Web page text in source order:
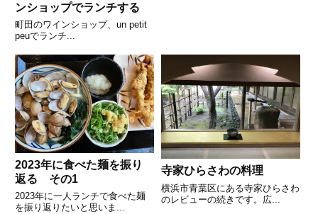
ンショップでランチする
町田のワインショップ、un petit
peuでランチ...
2023年に食べた麺を振り
返る その1
2023年に一人ランチで食べた麺
を振り返りたいと思いま...
寺家ひらさわの料理
横浜市青葉区にある寺家ひらさわ
のレビューの続きです。広...